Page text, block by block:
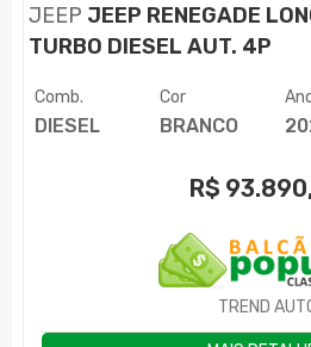
JEEP JEEP RENEGADE
TURBO DIESEL AUT. 4P
Comb.
DIESEL
Cor
BRANCO
R$
TREND